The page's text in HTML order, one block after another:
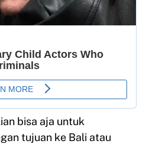
bisa aja untuk
tujuan ke Bali atau